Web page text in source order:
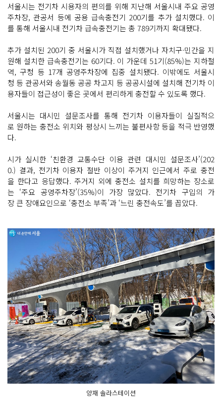
서울시는 전기차 시용자의 편의를 위해 지난해 서울시내 주요 공영
주차장, 관공서 등에 공용 급속충전기 200기를 추가 설치했다. 이
를 통해 서울시내 전기차 급속충전기는 총 789기까지 확대됐다.
추가 설치된 200기 중 서울시가 직접 설치했거나 자치구·민간을 지
원해 설치한 급속충전기는 60기다. 이 가운데 51기(85%)는 지하철
역, 구청 등 17개 공영주차장에 집중 설치됐다. 이밖에도 서울시
청 등 관공서와 송월동 공공 차고지 등 공공시설에 설치해 전기차 이
용자들이 접근성이 좋은 곳에서 편리하게 충전할 수 있도록 했다.
서울시는 대시민 설문조사를 통해 전기차 이용자들이 실질적으
로 원하는 충전소 위치와 평상시 느끼는 불편사항 등을 적극 반영했
다.
시가 실시한 ‘친환경 교통수단 이용 관련 대시민 설문조사’(202
0.) 결과, 전기차 이용자 절반 이상이 주거지 인근에서 주로 충전
을 한다고 응답했다. 주거지 외에 충전소 설치를 희망하는 장소로
는 ‘주요 공영주차장’(35%)이 가장 많았다. 전기차 구입의 가
장 큰 장애요인으로 ‘충전소 부족’과 ‘느린 충전속도’를 꼽았다.
양재 솔라스테이션